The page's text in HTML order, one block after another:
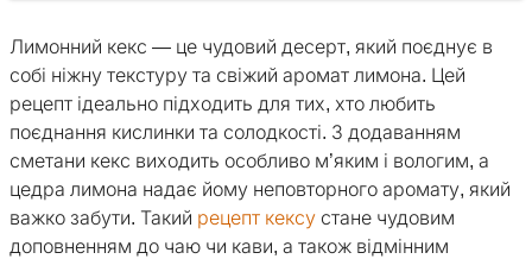
Лимонний кекс — це чудовий десерт, який поєднує в
собі ніжну текстуру та свіжий аромат лимона. Цей
рецепт ідеально підходить для тих, хто любить
поєднання кислинки та солодкості. З додаванням
сметани кекс виходить особливо м’яким і вологим, а
цедра лимона надає йому неповторного аромату, який
важко забути. Такий рецепт кексу стане чудовим
доповненням до чаю чи кави, а також відмінним